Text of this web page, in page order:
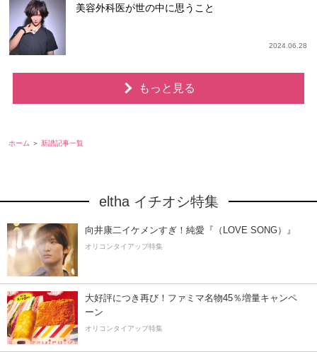
美容外科医が世の中に思うこと
2024.06.28
もっと見る
ホーム 新譜記事一覧
eltha イチオシ特集
向井康二イケメンすぎ！純愛『（LOVE SONG）』
オリコンタイアップ特集
大好評につき再び！ファミマ名物45％増量キャンペ
ーン
オリコンタイアップ特集